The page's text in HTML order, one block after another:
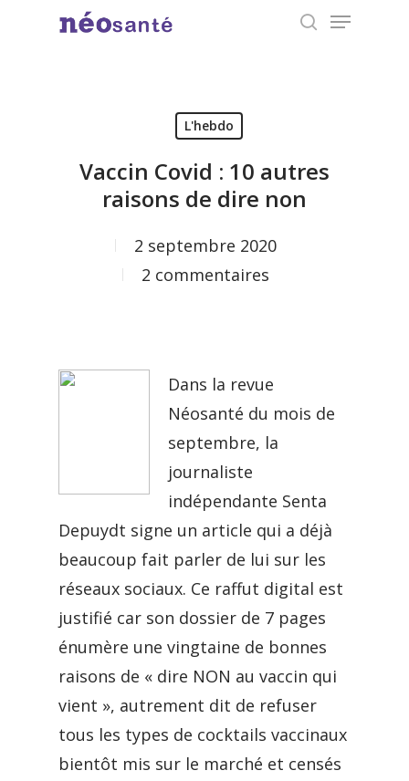
Menu
L'hebdo
Vaccin Covid : 10 autres
raisons de dire non
2 septembre 2020
2 commentaires
Dans la revue
Néosanté du mois de
septembre, la
journaliste
indépendante Senta
Depuydt signe un article qui a déjà
beaucoup fait parler de lui sur les
réseaux sociaux. Ce raffut digital est
justifié car son dossier de 7 pages
énumère une vingtaine de bonnes
raisons de « dire NON au vaccin qui
vient », autrement dit de refuser
tous les types de cocktails vaccinaux
bientôt mis sur le marché et censés